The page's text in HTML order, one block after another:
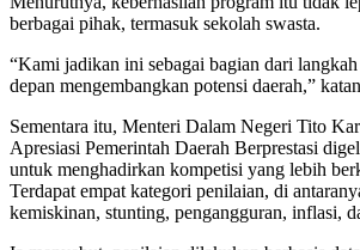
berbagai pihak, termasuk sekolah swasta.
“Kami jadikan ini sebagai bagian dari
depan mengembangkan potensi daerah,”
Sementara itu, Menteri Dalam Negeri Tito
Apresiasi Pemerintah Daerah Berprestasi
untuk menghadirkan kompetisi yang lebih
Terdapat empat kategori penilaian, di
kemiskinan, stunting, pengangguran, inflasi,